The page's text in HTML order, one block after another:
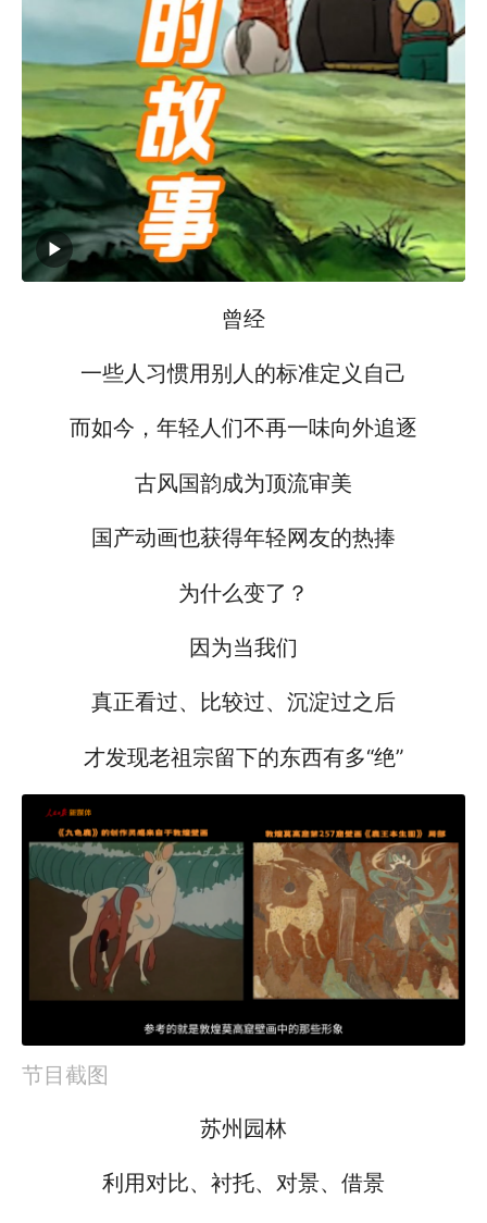
曾经
一些人习惯用别人的标准定义自己
而如今，年轻人们不再一味向外追逐
古风国韵成为顶流审美
国产动画也获得年轻网友的热捧
为什么变了？
因为当我们
真正看过、比较过、沉淀过之后
才发现老祖宗留下的东西有多“绝”
节目截图
苏州园林
利用对比、衬托、对景、借景